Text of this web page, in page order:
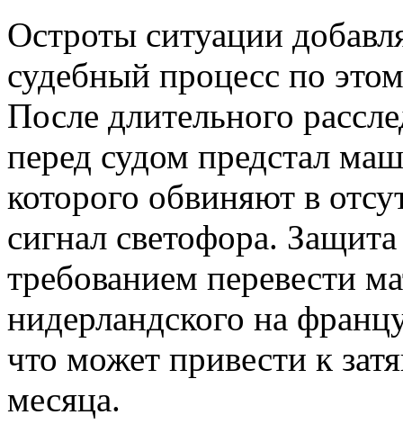
Остроты ситуации
судебный процесс по
После длительного
перед судом предстал
которого обвиняют в
сигнал светофора.
требованием перевести
нидерландского на
что может привести к
месяца.